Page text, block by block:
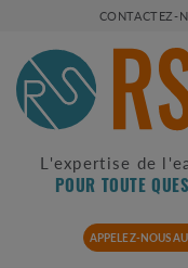
CONTACTEZ-
L'expertise de
POUR TOUTE
APPELEZ-NOUS